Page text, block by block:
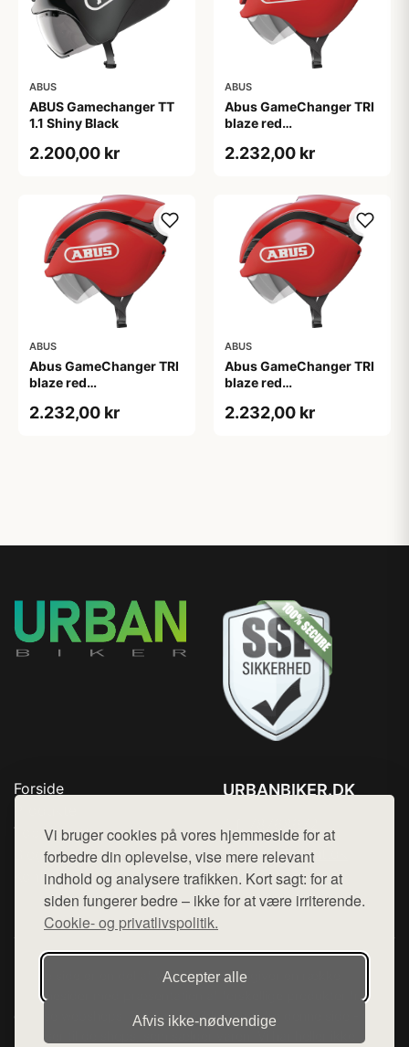
Vi bruger cookies på vores hjemmeside for at
forbedre din oplevelse, vise mere relevant
indhold og analysere trafikken. Kort sagt: for at
siden fungerer bedre – ikke for at være irriterende.
Cookie- og privatlivspolitik.
Accepter alle
Afvis ikke‑nødvendige
ABUS
ABUS Gamechanger TT
1.1 Shiny Black
2.200,00 kr
ABUS
Abus GameChanger TRI
blaze red
cm)
2.232,00 kr
ABUS
Abus GameChanger TRI
blaze red
cm)
2.232,00 kr
ABUS
Abus GameChanger TRI
blaze red
cm)
2.232,00 kr
Forside
Top Rabatter
Blog
Kontakt
URBANBIKER.DK
Mail: hej@want.dk
Cookie- og privatlivspolitik
Denne side er en del af want.dk, der udgiver en række
hjemmesider med præsentation af forskellige produkter fra
diverse webshops. Der sælges ikke varer fra denne side - vi